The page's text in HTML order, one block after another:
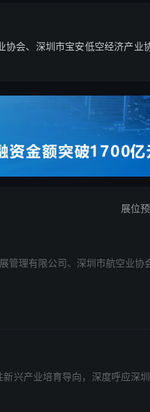
会、深圳市宝安低空经济产业
展位
管理有限公司、深圳市航空业协
兴产业培育导向，深度呼应深